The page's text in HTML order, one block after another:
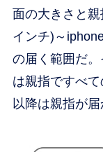
面の大きさと
インチ)～
の届く範囲だ
は親指ですべ
以降は親指が届